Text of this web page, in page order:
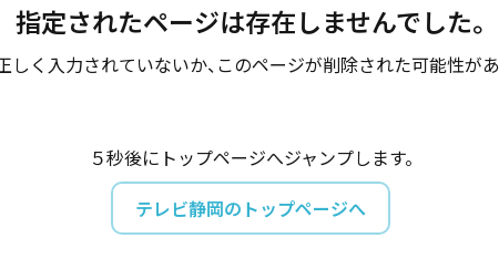
指定されたページは存在しませんでした。
しく入力されていないか、このページが削除された可能性があ
５秒後にトップページへジャンプします。
テレビ静岡のトップページへ